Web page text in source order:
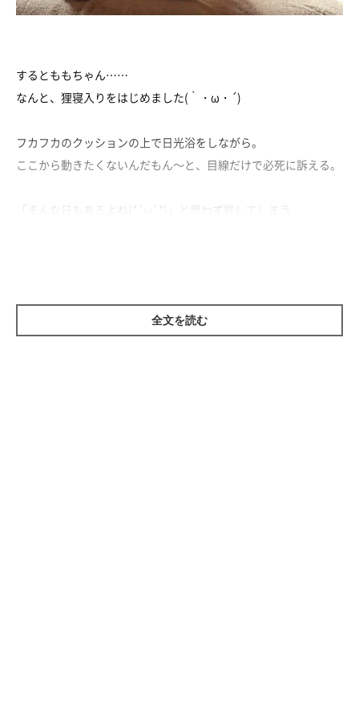
するとももちゃん……
なんと、狸寝入りをはじめました(｀・ω・´)
フカフカのクッションの上で日光浴をしながら。
ここから動きたくないんだもん～と、目線だけで必死に訴える。
「そんな日もあるよね(*´ω`*)」と思わず許してしまう
全文を読む